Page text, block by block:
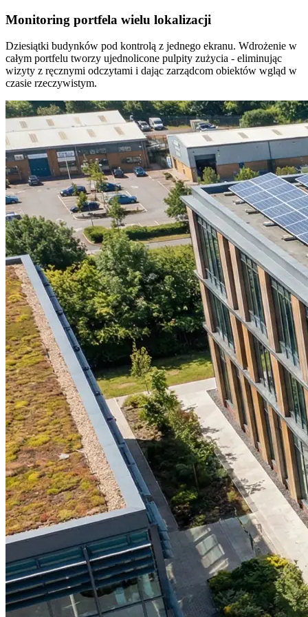
Monitoring portfela wielu lokalizacji
Dziesiątki budynków pod kontrolą z jednego ekranu. Wdrożenie w
całym portfelu tworzy ujednolicone pulpity zużycia - eliminując
wizyty z ręcznymi odczytami i dając zarządcom obiektów wgląd w
czasie rzeczywistym.